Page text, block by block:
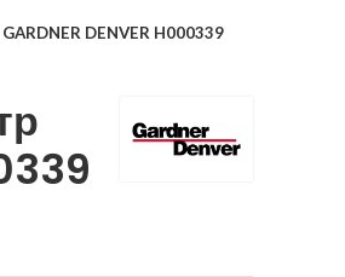
DENVER H000339